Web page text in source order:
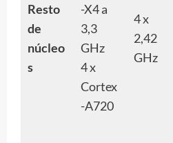
Resto
de
núcleo
s
-X4 a
3,3
GHz
4 x
Cortex
-A720
4 x
2,42
GHz